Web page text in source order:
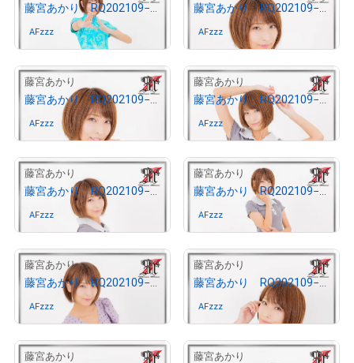
AFzzz さんが保有中 AFzzz さんが保有中
藤宮あかり 1
AFzzz さんが保有中
藤宮あかり 1
AFzzz さんが保有中
藤宮あかり 1
AFzzz さんが保有中
藤宮あかり 1
AFzzz さんが保有中
藤宮あかり 1
AFzzz さんが保有中
藤宮あかり 1
AFzzz さんが保有中
藤宮あかり 1 藤宮あかり 1